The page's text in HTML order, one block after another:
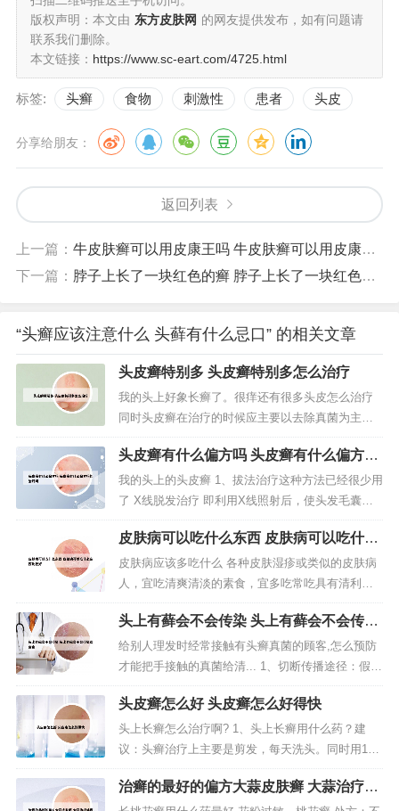
版权声明：本文由 东方皮肤网 的网友提供发布，如有问题请
联系我们删除。
本文链接： https://www.sc-eart.com/4725.html
标签: 头癣 食物 刺激性 患者 头皮
分享给朋友：
返回列表
上一篇： 牛皮肤癣可以用皮康王吗 牛皮肤癣可以用皮康王吗有效果吗
下一篇： 脖子上长了一块红色的癣 脖子上长了一块红色的癣不疼不痒怎么回事
“头癣应该注意什么 头藓有什么忌口” 的相关文章
头皮癣特别多 头皮癣特别多怎么治疗
我的头上好象长癣了。很痒还有很多头皮怎么治疗
同时头皮癣在治疗的时候应主要以去除真菌为主。
头皮癣患者最好是将患处的头发进行处理，这样暴
露患处之后可以有效的让更多的药物接触到皮肤，
促进药物的吸收达到有效治疗的目的。与身体其他
部位的皮肤感染不同，头屑一定要得到适当的治
疗。治疗方面可采用口服药物，原因是真...
头皮癣有什么偏方吗 头皮癣有什么偏方吗
能治好吗
我的头上的头皮癣 1、拔法治疗这种方法已经很少用
了 X线脱发治疗 即利用X线照射后，使头发毛囊暂
时缺血而易于拔除。2、第一：我们应该反省自己的
生活习惯，患者衣帽、枕巾要晒、烫、煮消毒。被
污染的理发工具要刷，洗，泡。带菌的毛发、鳞
屑、痂皮要焚毁。不要互戴帽子，互用毛巾等。3、
建议：头癣治疗上主要是剪发...
皮肤病可以吃什么东西 皮肤病可以吃什么
东西比较好
皮肤病应该多吃什么 各种皮肤湿疹或类似的皮肤病
人，宜吃清爽清淡的素食，宜多吃常吃具有清利湿
热作用的食物。特点：色泽鲜艳，口味清淡，营养
丰富，对皮肤病患者的康复有一定的辅助作用。红
柿肉末蒸豆腐 原料：西红柿一个、瘦肉60克、土豆
二个、豆腐一合。调料：清油、食盐、味精适量。
问题一：经常得皮肤病应该多吃什...
头上有藓会不会传染 头上有藓会不会传染
给宝宝
给别人理发时经常接触有头癣真菌的顾客,怎么预防
才能把手接触的真菌给清... 1、切断传播途径：假如
发现一个头癣患者，应采取适当的隔离措施。在家
中也要避免其传染给家里人或其他儿童。对已诊断
为头癣的患者，其枕巾、衣帽要采取晒、烫、煮等
方法进行消毒。2、建议每天晚上收工以后用温水泡
一下手，然后涂一下凡士林...
头皮癣怎么好 头皮癣怎么好得快
头上长癣怎么治疗啊? 1、头上长癣用什么药？建
议：头癣治疗上主要是剪发，每天洗头。同时用1
0%硫磺软膏外涂，内服抗真菌药物，如伊曲康唑
等，对于病发最好烧掉，使用的生活用品及理发工
治癣的最好的偏方大蒜皮肤癣 大蒜治疗体
癣